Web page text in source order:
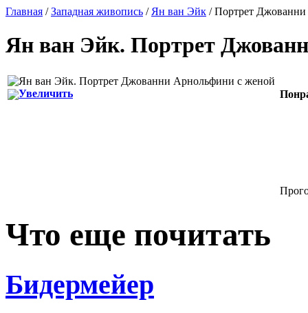
Главная /Западная живопись / Ян ван Эйк / Портрет
Ян ван Эйк. Портрет
Увеличить
Что еще почитать
Бидермейер